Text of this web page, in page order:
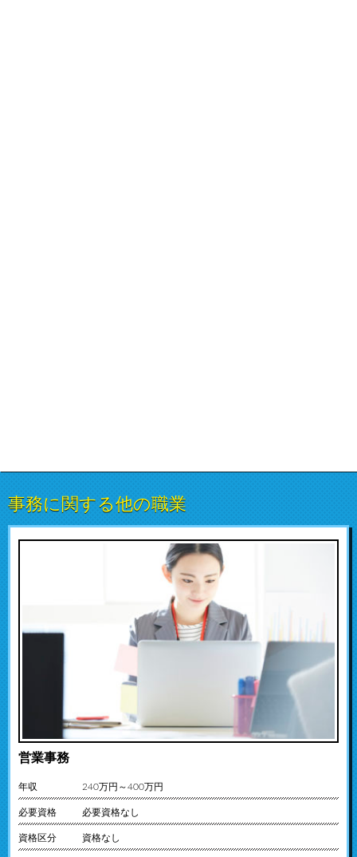
事務に関する他の職業
営業事務
年収 240万円～400万円
必要資格 必要資格なし
資格区分 資格なし